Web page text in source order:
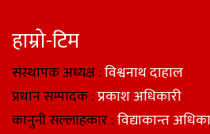
हाम्रो-टिम
संस्थापक अध्यक्ष :विश्वनाथ दाहाल
प्रधान सम्पादक :प्रकाश अधिकारी
कानुनी सल्लाहकार :विद्याकान्त